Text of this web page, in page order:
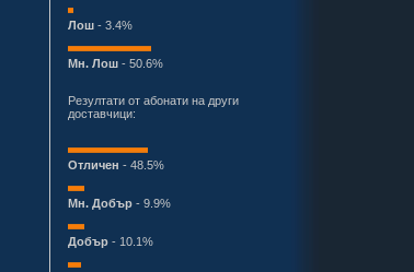
Лош - 3.4%
Мн. Лош - 50.6%
Резултати от абонати на други
доставчици:
Отличен - 48.5%
Мн. Добър - 9.9%
Добър - 10.1%